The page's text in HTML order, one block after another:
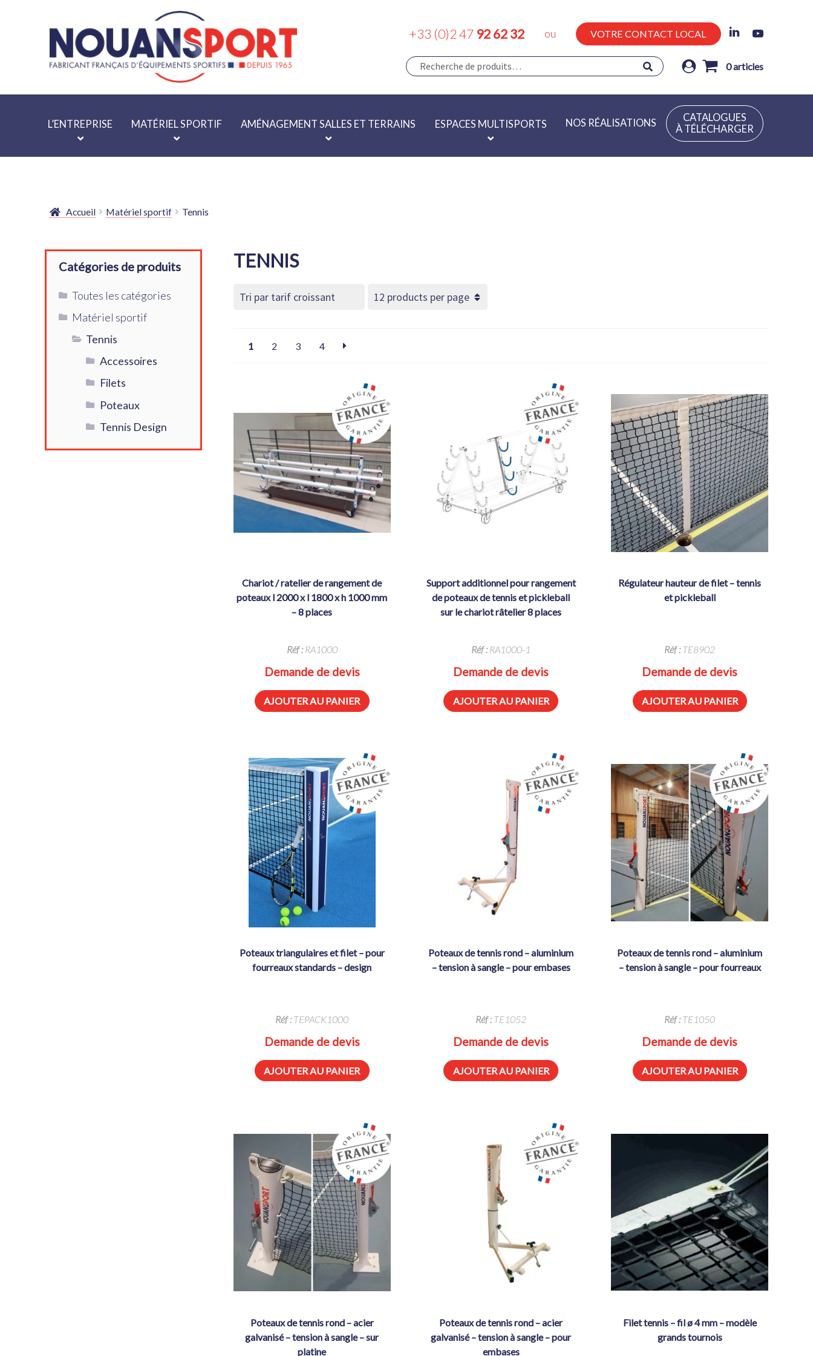
Aller
la
Aller
contenu
+33 (0)2 47 92 62 32 ou VOTRE CONTACT LOCAL
Recherche
pour :
RECHERCHE 0articles
L’ENTREPRISE MATÉRIEL SPORTIF AMÉNAGEMENT SALLES ET TERRAINS ESPACES MULTISPORTS NOS RÉALISATIONS
CATALOGUES
À TÉLÉCHARGER
Accueil Matériel sportif Tennis
TENNIS
1 2 3 4
chariot / ratelier de rangement de
poteaux l 2000 x l 1800 x h 1000 mm
– 8 places
Réf :RA1000
Demande de devis
AJOUTER AU PANIER
support additionnel pour rangement
de poteaux de tennis et pickleball
sur le chariot râtelier 8 places
Réf :RA1000-1
Demande de devis
AJOUTER AU PANIER
régulateur hauteur de filet – tennis
et pickleball
Réf :TE8902
Demande de devis
AJOUTER AU PANIER
poteaux triangulaires et filet – pour
fourreaux standards – design
Réf :TEPACK1000
Demande de devis
AJOUTER AU PANIER
poteaux de tennis rond – aluminium
– tension à sangle – pour embases
Réf :TE1052
Demande de devis
AJOUTER AU PANIER
poteaux de tennis rond – aluminium
– tension à sangle – pour fourreaux
Réf :TE1050
Demande de devis
AJOUTER AU PANIER
poteaux de tennis rond – acier
galvanisé – tension à sangle – sur
platine
poteaux de tennis rond – acier
galvanisé – tension à sangle – pour
embases
filet tennis – fil ø 4 mm – modèle
grands tournois
Catégories de produits
Toutes les catégories
Matériel sportif
Tennis
Accessoires
Filets
Poteaux
Tennis Design